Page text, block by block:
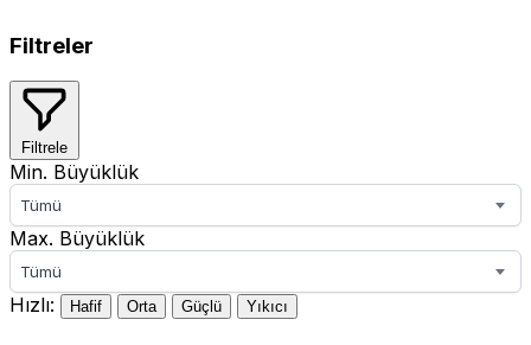
Filtreler
Filtrele
Min. Büyüklük
Tümü
Max. Büyüklük
Tümü
Hızlı: Hafif Orta Güçlü Yıkıcı